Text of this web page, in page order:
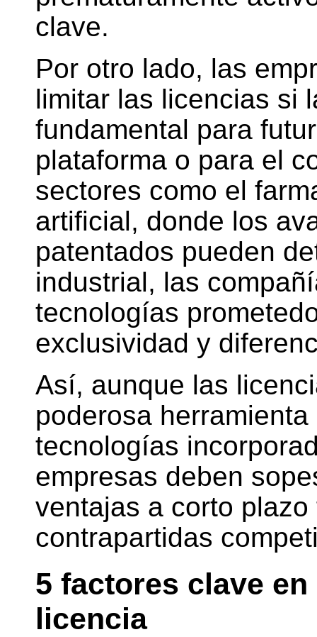
clave.
Por otro lado, las
limitar las licencias si
fundamental para
plataforma o para el
sectores como el
artificial, donde los
patentados pueden
industrial, las
tecnologías
exclusividad y
Así, aunque las
poderosa
tecnologías
empresas deben
ventajas a corto
contrapartidas
5 factores clave
licencia